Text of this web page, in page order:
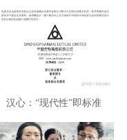
学方案：《旅游整合世
界》
汉心：“现代性”即标准
化，想确立“人”却不把人